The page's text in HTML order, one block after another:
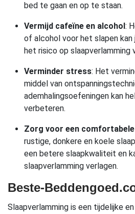
bed te gaan en op te staan.
Vermijd cafeïne en alcohol :
of alcohol voor het slapen
het risico op slaapverlamming
Verminder stress: Het
middel van
ademhalingsoefeningen kan
verbeteren.
Zorg voor een
rustige, donkere en koele
een betere slaapkwaliteit en
slaapverlamming verlagen.
Beste-
Slaapverlamming is een tijdelijke